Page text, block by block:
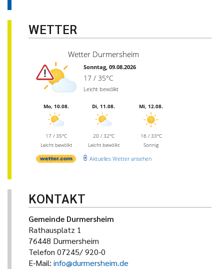
WETTER
Wetter Durmersheim
Sonntag, 09.08.2026
17 / 35°C
Leicht bewölkt
Mo, 10.08.
17 / 35°C
Leicht bewölkt
Di, 11.08.
20 / 32°C
Leicht bewölkt
Mi, 12.08.
16 / 33°C
Sonnig
Aktuelles Wetter ansehen
KONTAKT
Gemeinde Durmersheim
Rathausplatz 1
76448 Durmersheim
Telefon 07245/ 920-0
E-Mail: info@durmersheim.de